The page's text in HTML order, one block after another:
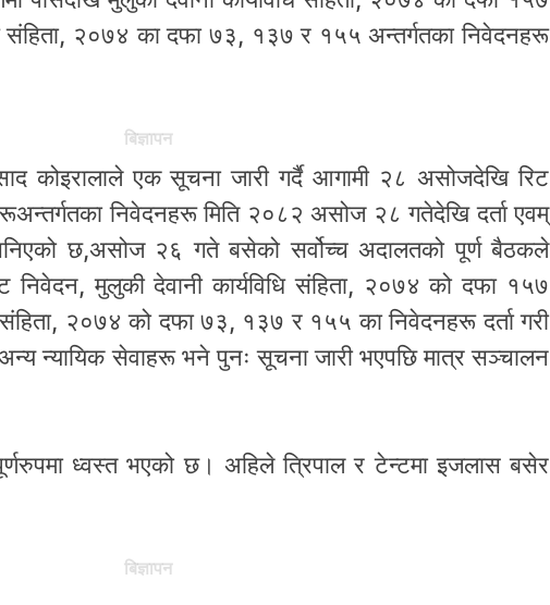
संहिता, २०७४ का दफा ७३, १३७ र १५५ अन्तर्गतका निवेदनहरू
बिज्ञापन
कोइरालाले एक सूचना जारी गर्दै आगामी २८ असोजदेखि रिट
निवेदनहरू मिति २०८२ असोज २८ गतेदेखि दर्ता एवम्
छ,असोज २६ गते बसेको सर्वोच्च अदालतको पूर्ण बैठकले
निवेदन, मुलुकी देवानी कार्यविधि संहिता, २०७४ को दफा १५७
२०७४ को दफा ७३, १३७ र १५५ का निवेदनहरू दर्ता गरी
अन्य न्यायिक सेवाहरू भने पुनः सूचना जारी भएपछि मात्र सञ्चालन
ध्वस्त भएको छ। अहिले त्रिपाल र टेन्टमा इजलास बसेर
बिज्ञापन